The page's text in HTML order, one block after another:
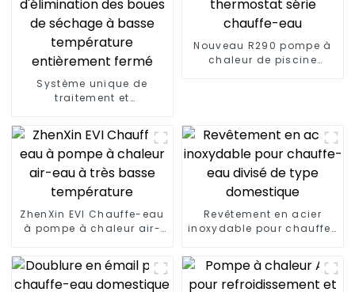
Système unique de
traitement et
température entièrement
fermé
Nouveau R290 pompe à
chaleur de piscine
ZhenXin EVI Chauffe-eau
à pompe à chaleur air-
température
Revêtement en acier
inoxydable pour chauffe-
domestique